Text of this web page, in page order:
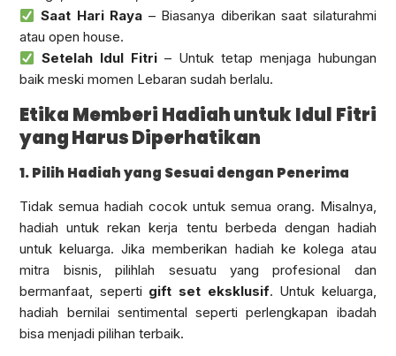
Saat Hari Raya – Biasanya diberikan saat silaturahmi
atau open house.
Setelah Idul Fitri – Untuk tetap menjaga hubungan
baik meski momen Lebaran sudah berlalu.
Etika Memberi Hadiah untuk Idul Fitri
yang Harus Diperhatikan
1. Pilih Hadiah yang Sesuai dengan Penerima
Tidak semua hadiah cocok untuk semua orang. Misalnya,
hadiah untuk rekan kerja tentu berbeda dengan hadiah
untuk keluarga. Jika memberikan hadiah ke kolega atau
mitra bisnis, pilihlah sesuatu yang profesional dan
bermanfaat, seperti gift set eksklusif. Untuk keluarga,
hadiah bernilai sentimental seperti perlengkapan ibadah
bisa menjadi pilihan terbaik.